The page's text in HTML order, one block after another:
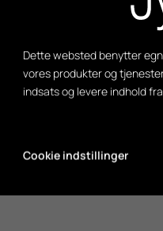
Dette websted benytter
vores produkter og
indsats og levere indhold
Cookie indstillinger